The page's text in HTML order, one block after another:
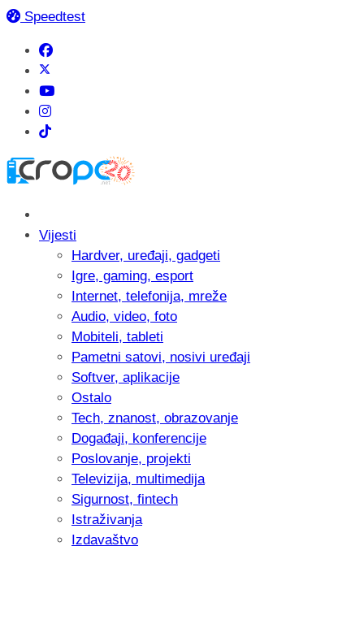
Speedtest
Vijesti
Hardver, uređaji, gadgeti
Igre, gaming, esport
Internet, telefonija, mreže
Audio, video, foto
Mobiteli, tableti
Pametni satovi, nosivi uređaji
Softver, aplikacije
Ostalo
Tech, znanost, obrazovanje
Događaji, konferencije
Poslovanje, projekti
Televizija, multimedija
Sigurnost, fintech
Istraživanja
Izdavaštvo